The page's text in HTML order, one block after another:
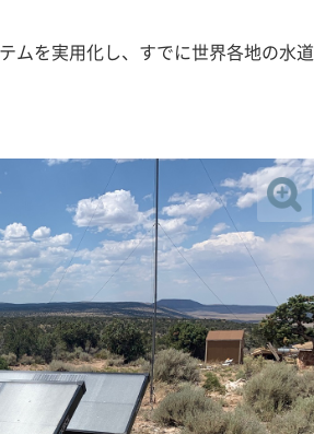
ムを実用化し、すでに世界各地の水道